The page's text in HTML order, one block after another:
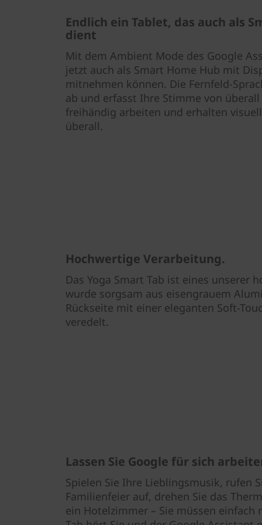
Endlich ein Tablet, das auch als
dient
Mit dem Ambient Mode des Google
jetzt auch als Smart Home Hub mit
mitnehmen können. Die Fernfeld-
ab und erfasst Ihre Stimme von überall
freihändig arbeiten und erhalten
überall.
Hochwertige Verarbeitung.
Das Yoga Smart Tab ist eines unserer
wurde sorgsam aus eisengrauem
Rückseite mit einer eleganten Soft-
veredelt.
Lassen Sie Google für sich
Spielen Sie Ihre Lieblingsmusik, rufen
Familienfeier auf, drehen Sie das
ein Hotelzimmer – Sie müssen einfach